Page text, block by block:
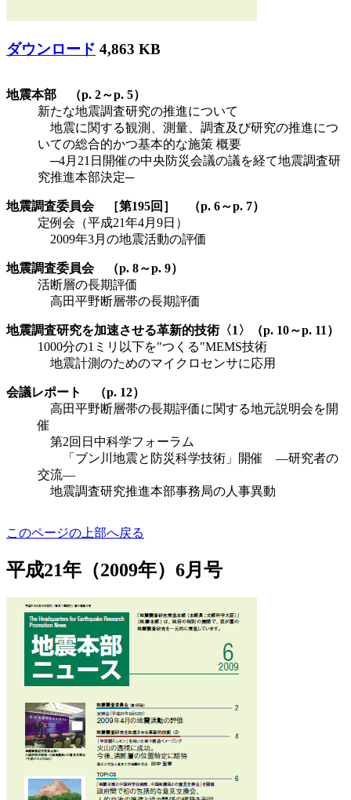
ダウンロード 4,863 KB
地震本部 （p. 2～p. 5）
新たな地震調査研究の推進について
地震に関する観測、測量、調査及び研究の推進につ
いての総合的かつ基本的な施策 概要
─4月21日開催の中央防災会議の議を経て地震調査研
究推進本部決定─
地震調査委員会 ［第195回］ （p. 6～p. 7）
定例会（平成21年4月9日）
2009年3月の地震活動の評価
地震調査委員会 （p. 8～p. 9）
活断層の長期評価
高田平野断層帯の長期評価
地震調査研究を加速させる革新的技術〈1〉（p. 10～p. 11）
1000分の1ミリ以下を"つくる"MEMS技術
地震計測のためのマイクロセンサに応用
会議レポート （p. 12）
高田平野断層帯の長期評価に関する地元説明会を開
催
第2回日中科学フォーラム
「ブン川地震と防災科学技術」開催 ―研究者の
交流―
地震調査研究推進本部事務局の人事異動
このページの上部へ戻る
平成21年（2009年）6月号